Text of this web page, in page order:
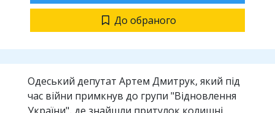
До обраного
Одеський депутат Артем Дмитрук, який під
час війни примкнув до групи "Відновлення